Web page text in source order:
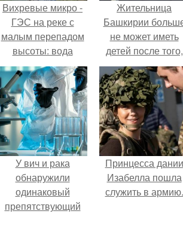
Вихревые микро -
ГЭС на реке с
малым перепадом
высоты: вода
закручивается в
бетонной камере и
вращает
вертикальную
турбину.
Жительница
Башкирии
не может иметь
детей после того,
как медики
ей аборт на
месяце
беременности и
оставили в матке
плаценту.
У вич и рака
обнаружили
одинаковый
препятствующий
Принцесса дании
Изабелла пошла
служить в армию.